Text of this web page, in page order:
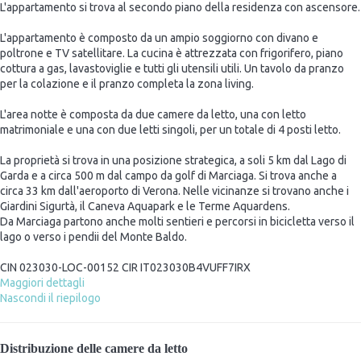
L'appartamento si trova al secondo piano della residenza con ascensore.
L'appartamento è composto da un ampio soggiorno con divano e
poltrone e TV satellitare. La cucina è attrezzata con frigorifero, piano
cottura a gas, lavastoviglie e tutti gli utensili utili. Un tavolo da pranzo
per la colazione e il pranzo completa la zona living.
L'area notte è composta da due camere da letto, una con letto
matrimoniale e una con due letti singoli, per un totale di 4 posti letto.
La proprietà si trova in una posizione strategica, a soli 5 km dal Lago di
Garda e a circa 500 m dal campo da golf di Marciaga. Si trova anche a
circa 33 km dall'aeroporto di Verona. Nelle vicinanze si trovano anche i
Giardini Sigurtà, il Caneva Aquapark e le Terme Aquardens.
Da Marciaga partono anche molti sentieri e percorsi in bicicletta verso il
lago o verso i pendii del Monte Baldo.
CIN 023030-LOC-00152 CIR IT023030B4VUFF7IRX
Maggiori dettagli
Nascondi il riepilogo
Distribuzione delle camere da letto